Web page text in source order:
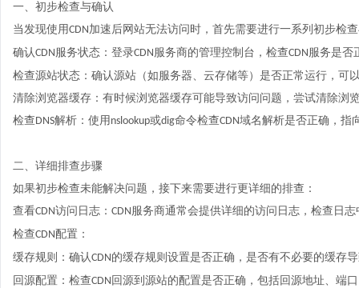
一、初步检查与确认
当发现使用CDN加速后网站无法访问时，首先需要进行一系列初步检
确认CDN服务状态：登录CDN服务商的管理控制台，检查CDN服务是否
检查源站状态：确认源站（如服务器、云存储等）是否正常运行，可
清除浏览器缓存：有时候浏览器缓存可能导致访问问题，尝试清除浏
检查DNS解析：使用 nslookup或dig命令检查CDN域名解析是否正确，指
二、详细排查步骤
如果初步检查未能解决问题，接下来需要进行更详细的排查：
查看CDN访问日志： CDN服务商通常会提供详细的访问日志，检查日
检查CDN配置：
缓存规则：确认CDN的缓存规则设置是否正确，是否有不必要的缓存
回源配置：检查CDN 回源到源站的配置是否正确，包括回源地址、端